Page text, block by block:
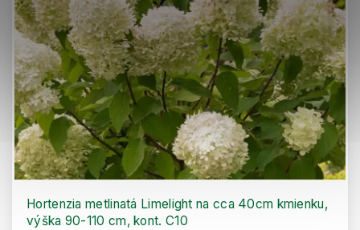
Hortenzia metlinatá Limelight na cca 40cm kmienku,
výška 90-110 cm, kont. C10